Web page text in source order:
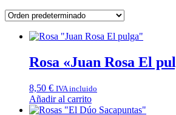
Rosa «Juan Rosa El
8,50 € IVA incluido
Añadir al carrito